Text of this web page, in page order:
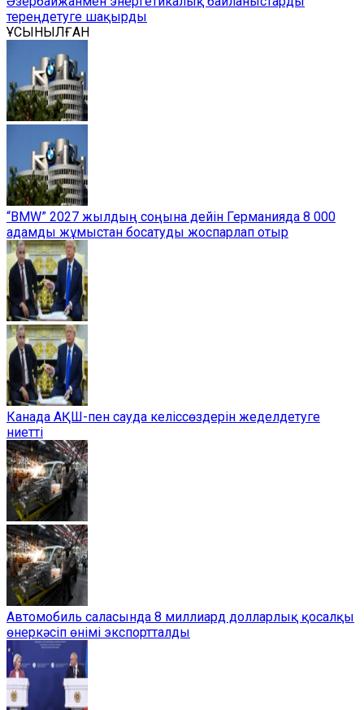
тереңдетуге шақырды
ҰСЫНЫЛҒАН
“BMW” 2027 жылдың соңына дейін Германияда 8 000
адамды жұмыстан босатуды жоспарлап отыр
Канада АҚШ-пен сауда келіссөздерін жеделдетуге
ниетті
Автомобиль саласында 8 миллиард долларлық қосалқы
өнеркәсіп өнімі экспортталды